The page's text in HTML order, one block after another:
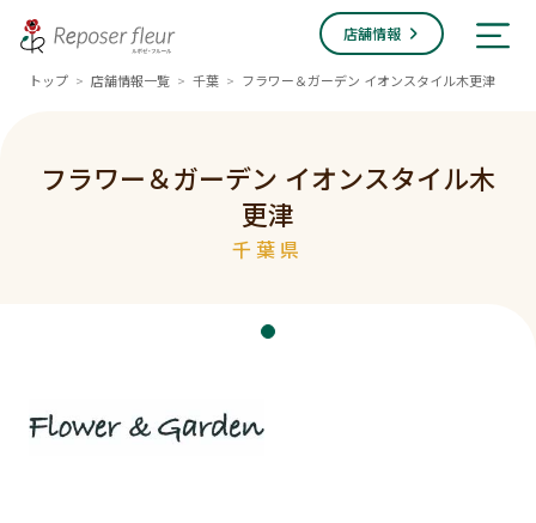
店舗情報
トップ > 店舗情報一覧 > 千葉 > フラワー＆ガーデン イオンスタイル木更津
フラワー＆ガーデン イオンスタイル木
更津
千葉県